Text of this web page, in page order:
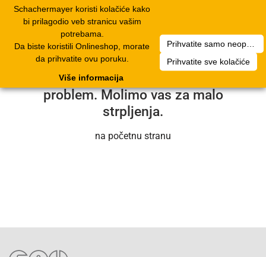
Schachermayer koristi kolačiće kako
bi prilagodio veb stranicu vašim
potrebama.
Da biste koristili Onlineshop, morate
da prihvatite ovu poruku.
Prihvatite samo neophodne kolačiće
Prihvatite sve kolačiće
Više informacija
navigation
Nažalost, došlo je do tehničke greške.
Naš servisni tim će uskoro rešiti
problem. Molimo vas za malo
strpljenja.
na početnu stranu